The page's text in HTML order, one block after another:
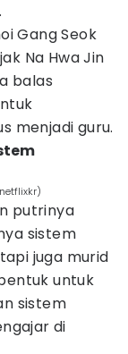
Gang Seok
Na Hwa Jin
balas
menjadi guru.
putrinya
sistem
juga murid
untuk
sistem
di